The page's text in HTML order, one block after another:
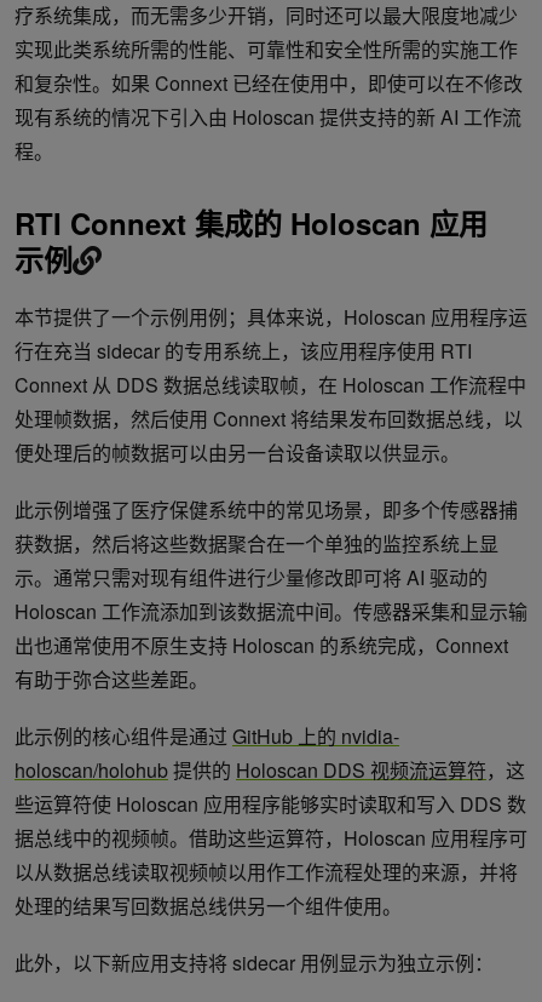
疗系统集成，而无需多少开销，同时还可以最大限度地减少
实现此类系统所需的性能、可靠性和安全性所需的实施工作
和复杂性。如果 Connext 已经在使用中，即使可以在不修改
现有系统的情况下引入由 Holoscan 提供支持的新 AI 工作流
程。
RTI Connext 集成的 Holoscan 应用
示例
本节提供了一个示例用例；具体来说，Holoscan 应用程序运
行在充当 sidecar 的专用系统上，该应用程序使用 RTI
Connext 从 DDS 数据总线读取帧，在 Holoscan 工作流程中
处理帧数据，然后使用 Connext 将结果发布回数据总线，以
便处理后的帧数据可以由另一台设备读取以供显示。
此示例增强了医疗保健系统中的常见场景，即多个传感器捕
获数据，然后将这些数据聚合在一个单独的监控系统上显
示。通常只需对现有组件进行少量修改即可将 AI 驱动的
Holoscan 工作流添加到该数据流中间。传感器采集和显示输
出也通常使用不原生支持 Holoscan 的系统完成，Connext
有助于弥合这些差距。
此示例的核心组件是通过 GitHub 上的 nvidia-
holoscan/holohub提供的 Holoscan DDS 视频流运算符，这
些运算符使 Holoscan 应用程序能够实时读取和写入 DDS 数
据总线中的视频帧。借助这些运算符，Holoscan 应用程序可
以从数据总线读取视频帧以用作工作流程处理的来源，并将
处理的结果写回数据总线供另一个组件使用。
此外，以下新应用支持将 sidecar 用例显示为独立示例：